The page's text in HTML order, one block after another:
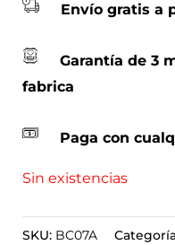
Envío gratis a
Garantía de 3
fabrica
Paga con
Sin existencias
SKU: BC07A